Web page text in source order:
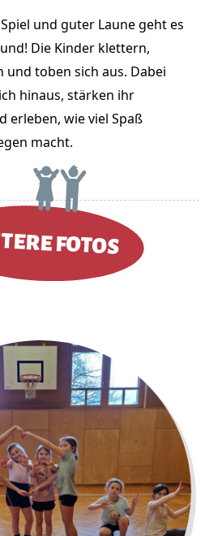
und guter Laune geht es
Die Kinder klettern,
und toben sich aus. Dabei
hinaus, stärken ihr
erleben, wie viel Spaß
macht.
FOTOS